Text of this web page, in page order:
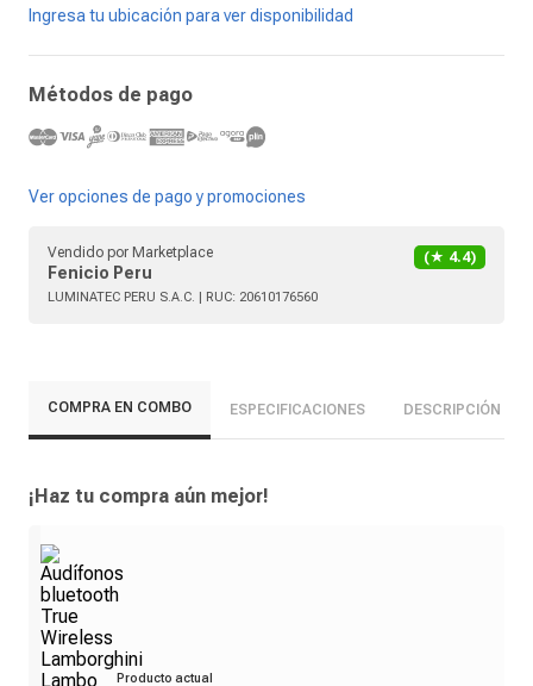
Ingresa tu ubicación para ver disponibilidad
Métodos de pago
Ver opciones de pago y promociones
Vendido por Marketplace
Fenicio Peru
(★ 4.4)
LUMINATEC PERU S.A.C. | RUC: 20610176560
COMPRA EN COMBO ESPECIFICACIONES DESCRIPCIÓN
¡Haz tu compra aún mejor!
Producto actual